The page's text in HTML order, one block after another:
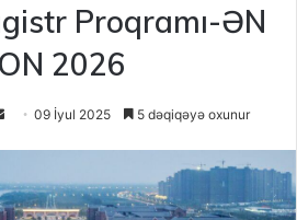
Proqramı-ƏN
2026
Send09 İyul 2025 5 dəqiqəyə oxunur